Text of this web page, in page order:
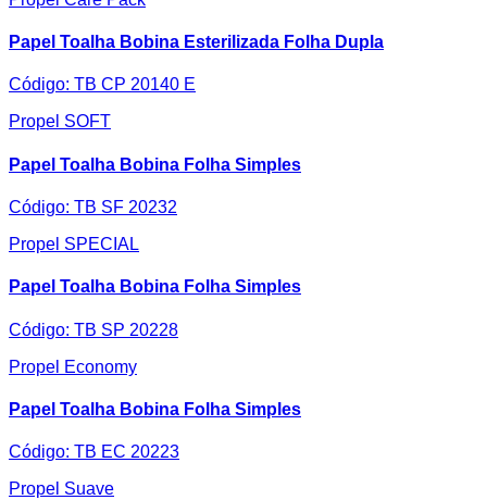
Papel Toalha Bobina Esterilizada Folha Dupla
Código: TB CP 20140 E
Propel SOFT
Papel Toalha Bobina Folha Simples
Código: TB SF 20232
Propel SPECIAL
Papel Toalha Bobina Folha Simples
Código: TB SP 20228
Propel Economy
Papel Toalha Bobina Folha Simples
Código: TB EC 20223
Propel Suave